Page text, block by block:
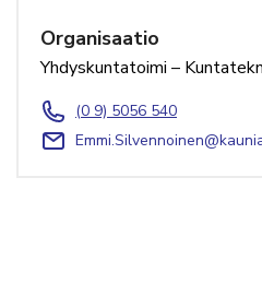
Organisaatio
Yhdyskuntatoimi –
(0 9) 5056 540